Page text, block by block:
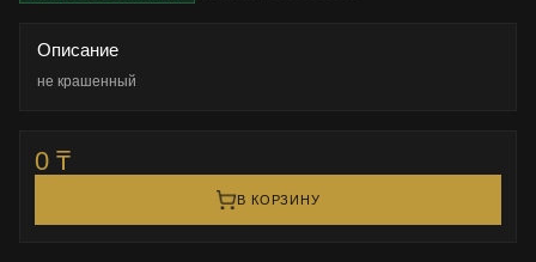
Описание
не крашенный
0 ₸
В КОРЗИНУ